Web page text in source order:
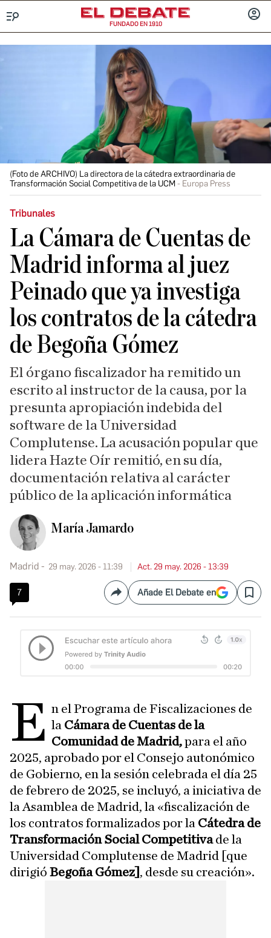
FUNDADO EN 1910
(Foto de ARCHIVO) La directora de la cátedra extraordinaria de
Transformación Social Competitiva de la UCM
Europa Press
Tribunales
La Cámara de Cuentas de
Madrid informa al juez
Peinado que ya investiga
los contratos de la cátedra
de Begoña Gómez
El órgano fiscalizador ha remitido un
escrito al instructor de la causa, por la
presunta apropiación indebida del
software de la Universidad
Complutense. La acusación popular que
lidera Hazte Oír remitió, en su día,
documentación relativa al carácter
público de la aplicación informática
María Jamardo
Madrid 29 may. 2026 - 11:39 Act. 29 may. 2026 - 13:39
7 CompartirAñade El Debate en Save
E n el Programa de Fiscalizaciones de
la Cámara de Cuentas de la
Comunidad de Madrid,para el año
2025, aprobado por el Consejo autonómico
de Gobierno, en la sesión celebrada el día 25
de febrero de 2025, se incluyó, a iniciativa de
la Asamblea de Madrid, la «fiscalización de
los contratos formalizados por la Cátedra de
Transformación Social Competitivade la
Universidad Complutense de Madrid [que
dirigió Begoña Gómez] , desde su creación».